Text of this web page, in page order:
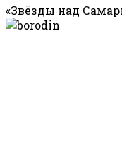
«Звёзды над